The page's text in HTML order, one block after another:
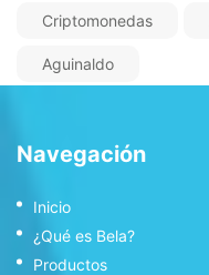
Criptomonedas
Aguinaldo
Navegación
Inicio
¿Qué es Bela?
Productos